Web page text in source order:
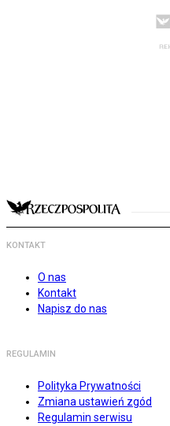
KONTAKT
O nas
Kontakt
Napisz do nas
REGULAMIN
Polityka Prywatności
Zmiana ustawień zgód
Regulamin serwisu